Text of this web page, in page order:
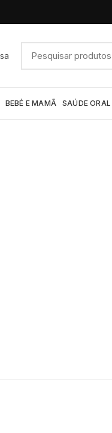
BEBÉ E MAMÃ SAÚDE ORAL